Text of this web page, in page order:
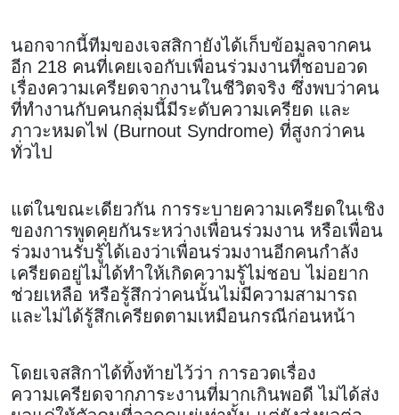
นอกจากนี้ทีมของเจสสิกายังได้เก็บข้อมูลจากคน
อีก 218 คนที่เคยเจอกับเพื่อนร่วมงานที่ชอบอวด
เรื่องความเครียดจากงานในชีวิตจริง ซึ่งพบว่าคน
ที่ทำงานกับคนกลุ่มนี้มีระดับความเครียด และ
ภาวะหมดไฟ (Burnout Syndrome) ที่สูงกว่าคน
ทั่วไป
แต่ในขณะเดียวกัน การระบายความเครียดในเชิง
ของการพูดคุยกันระหว่างเพื่อนร่วมงาน หรือเพื่อน
ร่วมงานรับรู้ได้เองว่าเพื่อนร่วมงานอีกคนกำลัง
เครียดอยู่ไม่ได้ทำให้เกิดความรู้ไม่ชอบ ไม่อยาก
ช่วยเหลือ หรือรู้สึกว่าคนนั้นไม่มีความสามารถ
และไม่ได้รู้สึกเครียดตามเหมือนกรณีก่อนหน้า
โดยเจสสิกาได้ทิ้งท้ายไว้ว่า การอวดเรื่อง
ความเครียดจากภาระงานที่มากเกินพอดี ไม่ได้ส่ง